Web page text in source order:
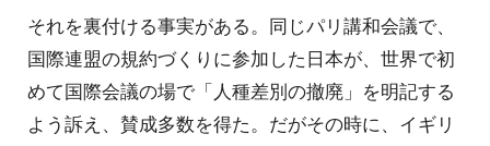
それを裏付ける事実がある。同じパリ講和会議で、
国際連盟の規約づくりに参加した日本が、世界で初
めて国際会議の場で「人種差別の撤廃」を明記する
よう訴え、賛成多数を得た。だがその時に、イギリ